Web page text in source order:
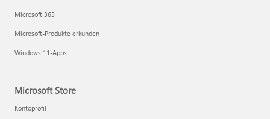
Microsoft 365
Microsoft-Produkte erkunden
Windows 11-Apps
Microsoft Store
Kontoprofil